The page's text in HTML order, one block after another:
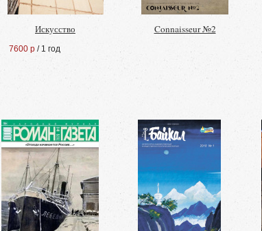
Искусство
7600 р / 1 год
Connaisseur №2